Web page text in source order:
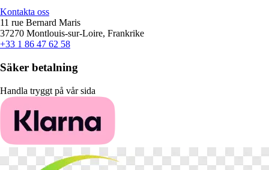
Kontakta oss
11 rue Bernard Maris
37270 Montlouis-sur-Loire, Frankrike
+33 1 86 47 62 58
Säker betalning
Handla tryggt på vår sida